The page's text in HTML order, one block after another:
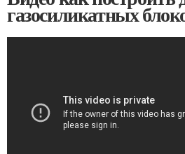
газосиликатных